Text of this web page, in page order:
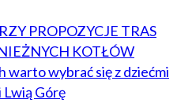
PROPOZYCJE TRAS
KOTŁÓW
warto wybrać się z dziećmi
Lwią Górę